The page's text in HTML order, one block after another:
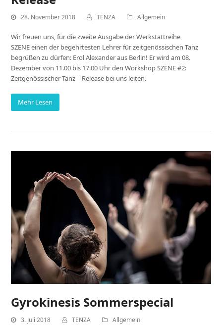
28. November 2018 TENZA Allgemein
Wir freuen uns, für die zweite Ausgabe der Werkstattreihe
SZENE einen der begehrtesten Lehrer für zeitgenössischen Tanz
begrüßen zu dürfen: Erol Alexander aus Berlin! Er wird am 08.
Dezember von 11.00 bis 17.00 Uhr den Workshop SZENE #2:
Zeitgenössischer Tanz – Release bei uns leiten.
Mehr Lesen
Gyrokinesis Sommerspecial
3. Juli 2018 TENZA Allgemein